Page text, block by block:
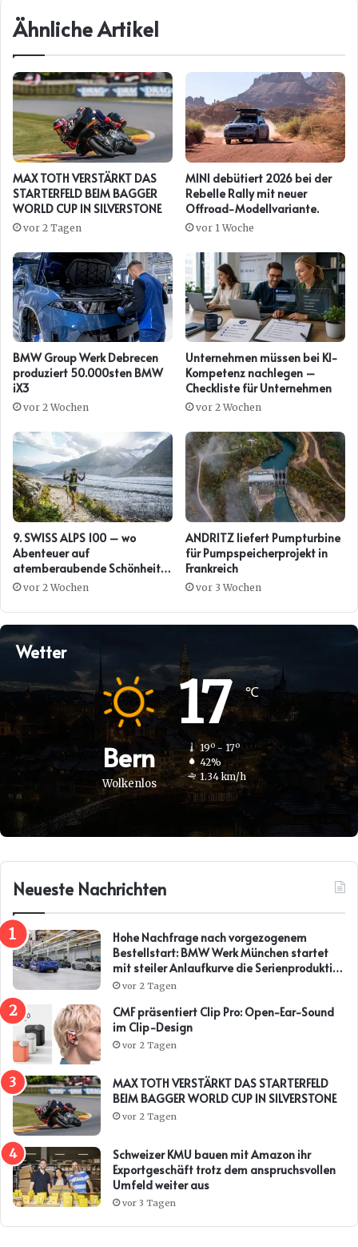
Ähnliche Artikel
MAX TOTH VERSTÄRKT DAS
STARTERFELD BEIM BAGGER
WORLD CUP IN SILVERSTONE
vor 2 Tagen
MINI debütiert 2026 bei der
Rebelle Rally mit neuer
Offroad-Modellvariante.
vor 1 Woche
BMW Group Werk Debrecen
produziert 50.000sten BMW
iX3
vor 2 Wochen
Unternehmen müssen bei KI-
Kompetenz nachlegen –
Checkliste für Unternehmen
vor 2 Wochen
9. SWISS ALPS 100 – wo
Abenteuer auf
atemberaubende Schönheit
trifft
vor 2 Wochen
ANDRITZ liefert Pumpturbine
für Pumpspeicherprojekt in
Frankreich
vor 3 Wochen
Wetter
Bern
Wolkenlos
17℃
19º - 17º
42%
1.34 km/h
Neueste Nachrichten
Hohe Nachfrage nach vorgezogenem
Bestellstart: BMW Werk München startet
mit steiler Anlaufkurve die Serienproduktion
des BMW i3*
vor 2 Tagen
CMF präsentiert Clip Pro: Open-Ear-Sound
im Clip-Design
vor 2 Tagen
MAX TOTH VERSTÄRKT DAS STARTERFELD
BEIM BAGGER WORLD CUP IN SILVERSTONE
vor 2 Tagen
Schweizer KMU bauen mit Amazon ihr
Exportgeschäft trotz dem anspruchsvollen
Umfeld weiter aus
vor 3 Tagen